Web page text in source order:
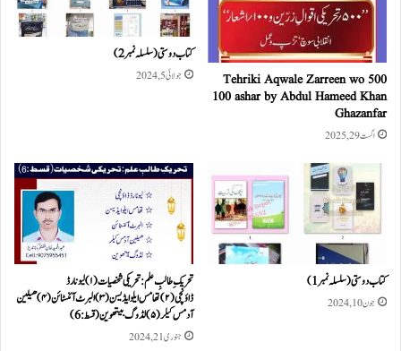
500 Tehriki Aqwale Zarreen wo
100 ashar by Abdul Hameed Khan
Ghazanfar
اگست 29, 2025
کتاب دوستی ( سلسلہ نمبر 2)
جولائی 5, 2024
کتاب دوستی ( سلسلہ نمبر 1)
جون 10, 2024
تحریک ِ طالبِ علم : تحریکی شخصیات (۱)لیونارڈ
ڈاؤنچی(۲)تھامس ایلوایڈیسن (۳)البرٹ آئنسٹائن (۴)ھیلین
آدمس کیلر (۵)لڈوگ بیتھوین ( قسط :6)
جنوری 21, 2024